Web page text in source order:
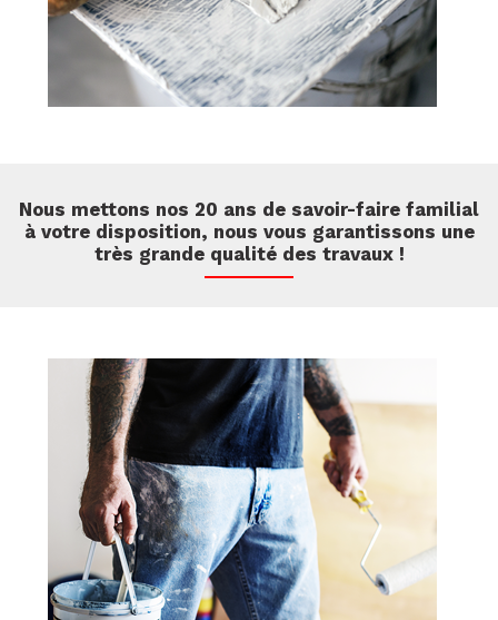
Nous mettons nos 20 ans de savoir-faire familial
à votre disposition, nous vous garantissons une
très grande qualité des travaux !